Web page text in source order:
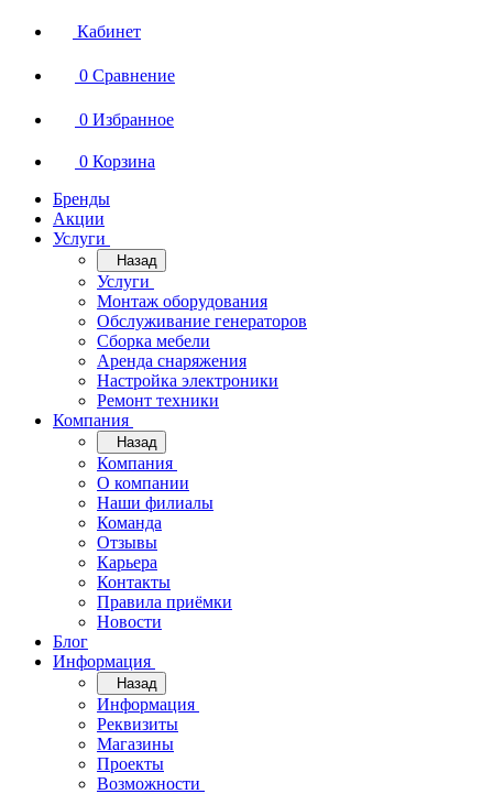
Кабинет
0 Сравнение
0 Избранное
0 Корзина
Бренды
Акции
Услуги
Назад
Услуги
Монтаж оборудования
Обслуживание генераторов
Сборка мебели
Аренда снаряжения
Настройка электроники
Ремонт техники
Компания
Назад
Компания
О компании
Наши филиалы
Команда
Отзывы
Карьера
Контакты
Правила приёмки
Новости
Блог
Информация
Назад
Информация
Реквизиты
Магазины
Проекты
Возможности